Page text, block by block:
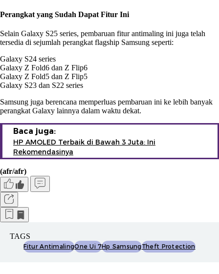
Perangkat yang Sudah Dapat Fitur Ini
Selain Galaxy S25 series, pembaruan fitur antimaling ini juga telah
tersedia di sejumlah perangkat flagship Samsung seperti:
Galaxy S24 series
Galaxy Z Fold6 dan Z Flip6
Galaxy Z Fold5 dan Z Flip5
Galaxy S23 dan S22 series
Samsung juga berencana memperluas pembaruan ini ke lebih banyak
perangkat Galaxy lainnya dalam waktu dekat.
Baca juga:
HP AMOLED Terbaik di Bawah 3 Juta: Ini
Rekomendasinya
(afr/afr)
TAGS
Fitur AntimalingOne Ui 7Hp SamsungTheft Protection